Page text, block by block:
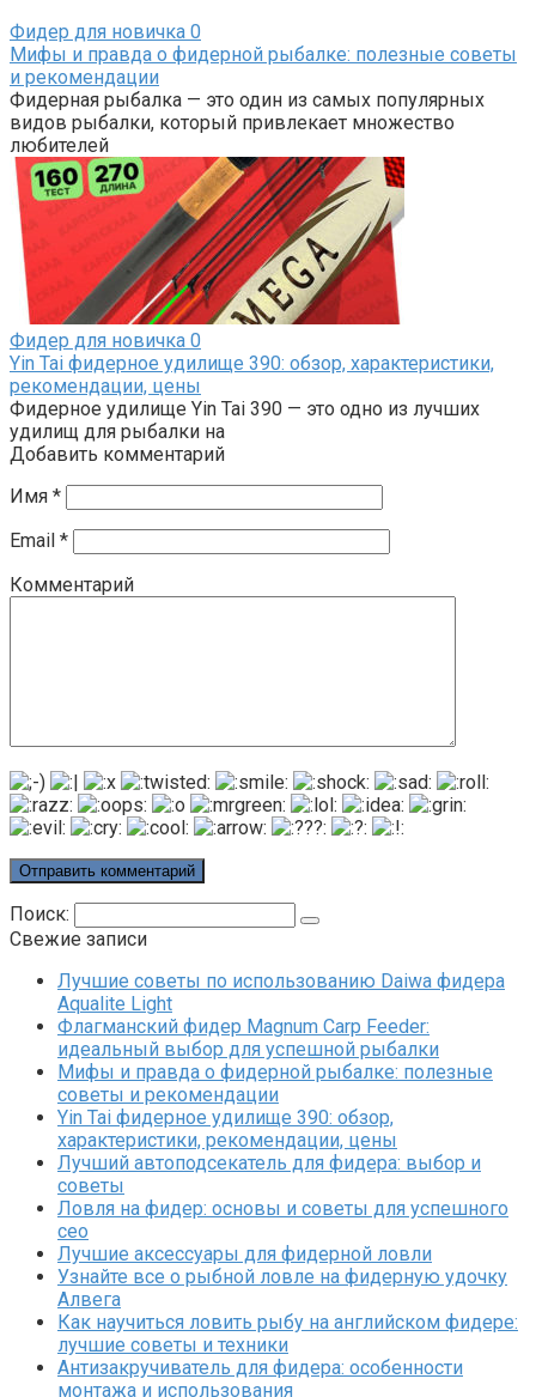
Фидер для новичка 0
Мифы и правда о фидерной рыбалке: полезные советы
и рекомендации
Фидерная рыбалка — это один из самых популярных
видов рыбалки, который привлекает множество
любителей
Фидер для новичка 0
Yin Tai фидерное удилище 390: обзор, характеристики,
рекомендации, цены
Фидерное удилище Yin Tai 390 — это одно из лучших
удилищ для рыбалки на
Добавить комментарий
Имя *
Email *
Комментарий
Поиск:
Свежие записи
Лучшие советы по использованию Daiwa фидера
Aqualite Light
Флагманский фидер Magnum Carp Feeder:
идеальный выбор для успешной рыбалки
Мифы и правда о фидерной рыбалке: полезные
советы и рекомендации
Yin Tai фидерное удилище 390: обзор,
характеристики, рекомендации, цены
Лучший автоподсекатель для фидера: выбор и
советы
Ловля на фидер: основы и советы для успешного
сео
Лучшие аксессуары для фидерной ловли
Узнайте все о рыбной ловле на фидерную удочку
Алвега
Как научиться ловить рыбу на английском фидере:
лучшие советы и техники
Антизакручиватель для фидера: особенности
монтажа и использования